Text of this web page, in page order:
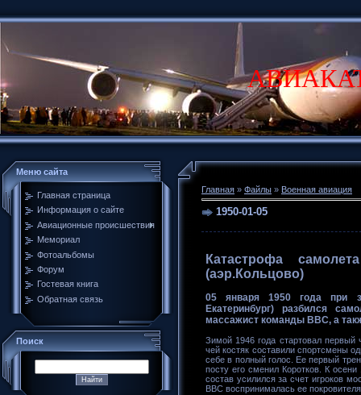
Меню сайта
Главная страница
Информация о сайте
Авиационные происшествия
Мемориал
Фотоальбомы
Форум
Гостевая книга
Обратная связь
Поиск
Главная » Файлы » Военная авиация
1950-01-05
Катастрофа
(аэр.Кольцово)
05 января 1950 года при
Екатеринбург) разбился
массажист команды ВВС, а
Зимой 1946 года стартовал
чей костяк составили спортсмены
себе в полный голос. Ее первый
посту его сменил Коротков. К осени
состав усилился за счет игроков
ВВС воспринималась ее